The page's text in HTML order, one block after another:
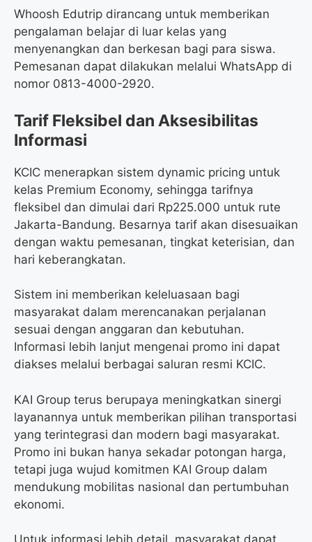
Whoosh Edutrip dirancang untuk memberikan
pengalaman belajar di luar kelas yang
menyenangkan dan berkesan bagi para siswa.
Pemesanan dapat dilakukan melalui WhatsApp di
nomor 0813-4000-2920.
Tarif Fleksibel dan Aksesibilitas
Informasi
KCIC menerapkan sistem dynamic pricing untuk
kelas Premium Economy, sehingga tarifnya
fleksibel dan dimulai dari Rp225.000 untuk rute
Jakarta-Bandung. Besarnya tarif akan disesuaikan
dengan waktu pemesanan, tingkat keterisian, dan
hari keberangkatan.
Sistem ini memberikan keleluasaan bagi
masyarakat dalam merencanakan perjalanan
sesuai dengan anggaran dan kebutuhan.
Informasi lebih lanjut mengenai promo ini dapat
diakses melalui berbagai saluran resmi KCIC.
KAI Group terus berupaya meningkatkan sinergi
layanannya untuk memberikan pilihan transportasi
yang terintegrasi dan modern bagi masyarakat.
Promo ini bukan hanya sekadar potongan harga,
tetapi juga wujud komitmen KAI Group dalam
mendukung mobilitas nasional dan pertumbuhan
ekonomi.